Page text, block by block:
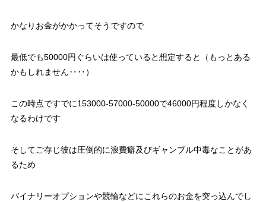
かなりお金がかかってそうですので
最低でも50000円ぐらいは使っていると想定すると（もっとある
かもしれません‥‥）
この時点ですでに153000‐57000‐50000で46000円程度しかなく
なるわけです
そしてご存じ彼は圧倒的に浪費癖及びギャンブル中毒なことがあ
るため
バイナリーオプションや競輪などにこれらのお金を突っ込んでし